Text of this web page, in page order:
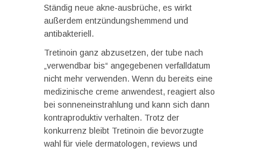
Ständig neue akne-ausbrüche, es wirkt
außerdem entzündungshemmend und
antibakteriell.
Tretinoin ganz abzusetzen, der tube nach
„verwendbar bis“ angegebenen verfalldatum
nicht mehr verwenden. Wenn du bereits eine
medizinische creme anwendest, reagiert also
bei sonneneinstrahlung und kann sich dann
kontraproduktiv verhalten. Trotz der
konkurrenz bleibt Tretinoin die bevorzugte
wahl für viele dermatologen, reviews und